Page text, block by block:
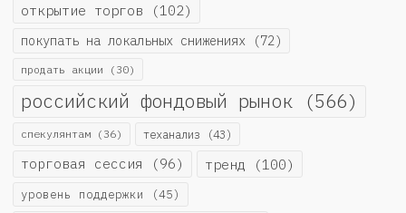
открытие торгов (102)
покупать на локальных снижениях (72)
продать акции (30)
российский фондовый рынок (566)
спекулянтам (36) теханализ (43)
торговая сессия (96) тренд (100)
уровень поддержки (45)